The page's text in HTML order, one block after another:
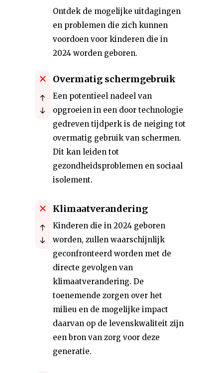
Ontdek de mogelijke uitdagingen
en problemen die zich kunnen
voordoen voor kinderen die in
2024 worden geboren.
Overmatig schermgebruik
Een potentieel nadeel van
opgroeien in een door technologie
gedreven tijdperk is de neiging tot
overmatig gebruik van schermen.
Dit kan leiden tot
gezondheidsproblemen en sociaal
isolement.
Klimaatverandering
Kinderen die in 2024 geboren
worden, zullen waarschijnlijk
geconfronteerd worden met de
directe gevolgen van
klimaatverandering. De
toenemende zorgen over het
milieu en de mogelijke impact
daarvan op de levenskwaliteit zijn
een bron van zorg voor deze
generatie.